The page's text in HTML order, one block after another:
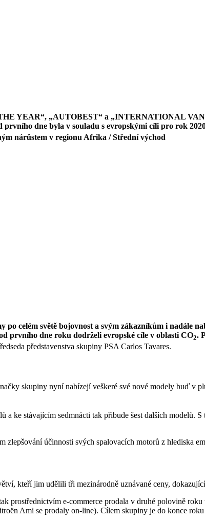
YEAR“, „AUTOBEST“ a „INTERNATIONAL
prvního dne byla v souladu s evropskými cíli pro rok
nárůstem v regionu Afrika / Střední východ
celém světě bojovnost a svým zákazníkům i nadále
prvního dne roku dodrželi evropské cíle v oblasti CO2.
představenstva skupiny PSA Carlos Tavares.
skupiny nyní nabízejí veškeré své nové modely buď v
ke stávajícím sedmnácti tak přibude šest dalších modelů.
zlepšování účinnosti svých spalovacích motorů z hlediska
kteří jim udělili tři mezinárodně uznávané ceny,
prostřednictvím e-commerce prodala v druhé polovině
Ami se prodaly on-line). Cílem skupiny je do konce